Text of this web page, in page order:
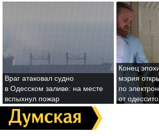
Враг атаковал судно
в Одесском заливе: на месте
вспыхнул пожар
Конец
мэрия
по
от